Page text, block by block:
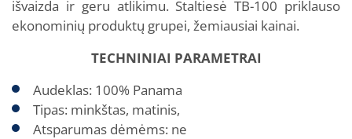
išvaizda ir geru atlikimu. Staltiesė TB-100 priklauso
ekonominių produktų grupei, žemiausiai kainai.
TECHNINIAI PARAMETRAI
Audeklas: 100% Panama
Tipas: minkštas, matinis,
Atsparumas dėmėms: ne